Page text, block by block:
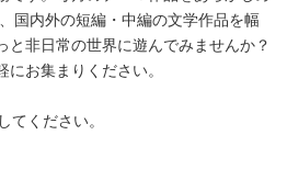
国内外の短編・中編の文学作品を幅
と非日常の世界に遊んでみませんか？
お集まりください。
てください。